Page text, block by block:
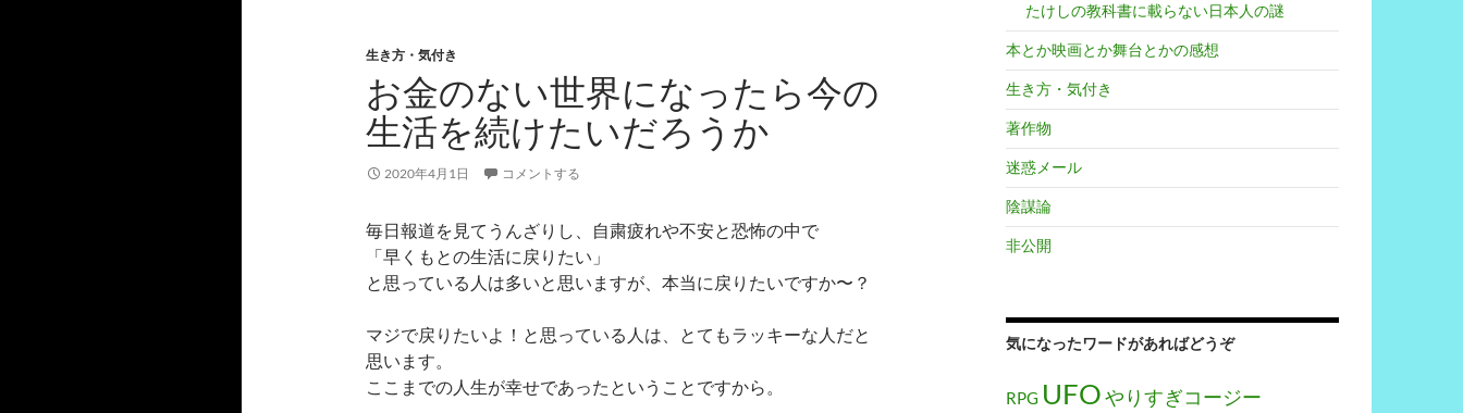
生き方・気付き
お金のない世界になったら今の
生活を続けたいだろうか
2020年4月1日 コメントする
毎日報道を見てうんざりし、自粛疲れや不安と恐怖の中で
「早くもとの生活に戻りたい」
と思っている人は多いと思いますが、本当に戻りたいですか〜？
マジで戻りたいよ！と思っている人は、とてもラッキーな人だと
思います。
ここまでの人生が幸せであったということですから。
たけしの教科書に載らない日本人の謎
本とか映画とか舞台とかの感想
生き方・気付き
著作物
迷惑メール
陰謀論
非公開
気になったワードがあればどうぞ
RPG UFOやりすぎコージー